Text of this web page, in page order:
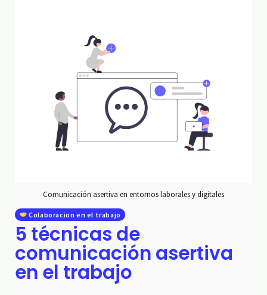
Comunicación asertiva en entornos laborales y digitales
Colaboracion en el trabajo
5 técnicas de
comunicación asertiva
en el trabajo